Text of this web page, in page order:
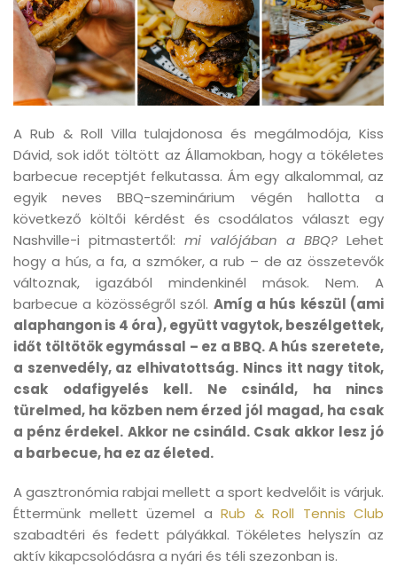
A Rub & Roll Villa tulajdonosa és megálmodója, Kiss
Dávid, sok időt töltött az Államokban, hogy a tökéletes
barbecue receptjét felkutassa. Ám egy alkalommal, az
egyik neves BBQ-szeminárium végén hallotta a
következő költői kérdést és csodálatos választ egy
Nashville-i pitmastertől: mi valójában a BBQ? Lehet
hogy a hús, a fa, a szmóker, a rub – de az összetevők
változnak, igazából mindenkinél mások. Nem. A
barbecue a közösségről szól. Amíg a hús készül (ami
alaphangon is 4 óra), együtt vagytok, beszélgettek,
időt töltötök egymással – ez a BBQ. A hús szeretete,
a szenvedély, az elhivatottság. Nincs itt nagy titok,
csak odafigyelés kell. Ne csináld, ha nincs
türelmed, ha közben nem érzed jól magad, ha csak
a pénz érdekel. Akkor ne csináld. Csak akkor lesz jó
a barbecue, ha ez az életed.
A gasztronómia rabjai mellett a sport kedvelőit is várjuk.
Éttermünk mellett üzemel a Rub & Roll Tennis Club
szabadtéri és fedett pályákkal. Tökéletes helyszín az
aktív kikapcsolódásra a nyári és téli szezonban is.